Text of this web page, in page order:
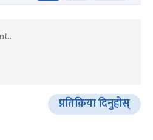
प्रतिक्रिया दिनुहोस्